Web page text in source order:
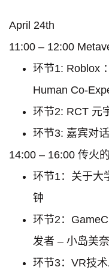
April 24th
11:00 – 12:00
环节1: Roblox
Human Co-
环节2: RCT 元
环节3: 嘉宾对
14:00 – 16:00 传火
环节1：关于大
钟
环节2：
发者 – 小岛美
环节3：VR技